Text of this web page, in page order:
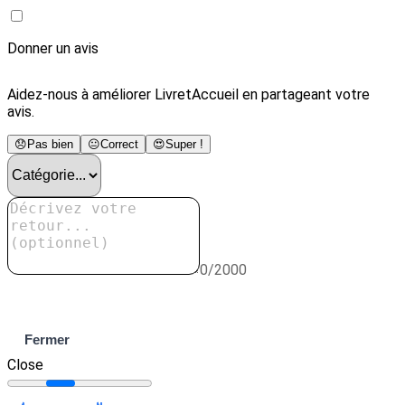
Donner un avis
Aidez-nous à améliorer LivretAccueil en partageant votre
avis.
😞 Pas bien 😐Correct 😍Super !
0/2000
Fermer
Close